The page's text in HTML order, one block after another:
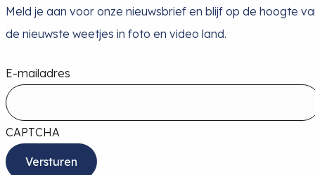
Meld je aan voor onze nieuwsbrief en blijf op de hoogte
de nieuwste weetjes in foto en video land.
E-mailadres
CAPTCHA